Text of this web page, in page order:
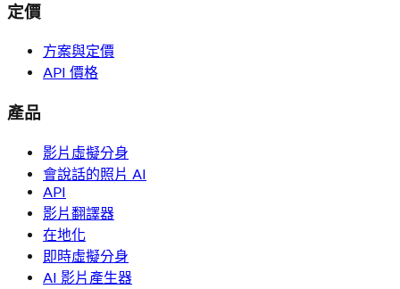
定價
方案與定價
API 價格
產品
影片虛擬分身
會說話的照片 AI
API
影片翻譯器
在地化
即時虛擬分身
AI 影片產生器